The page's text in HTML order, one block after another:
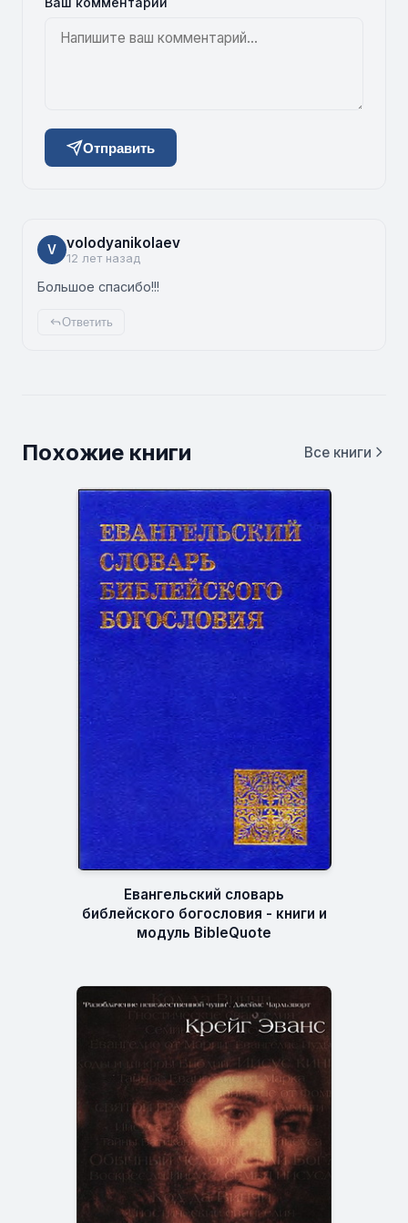
Отправить
V volodyanikolaev
12 лет назад
Большое спасибо!!!
Ответить
Похожие книги Все книги
Евангельский словарь
библейского богословия - книги и
модуль BibleQuote